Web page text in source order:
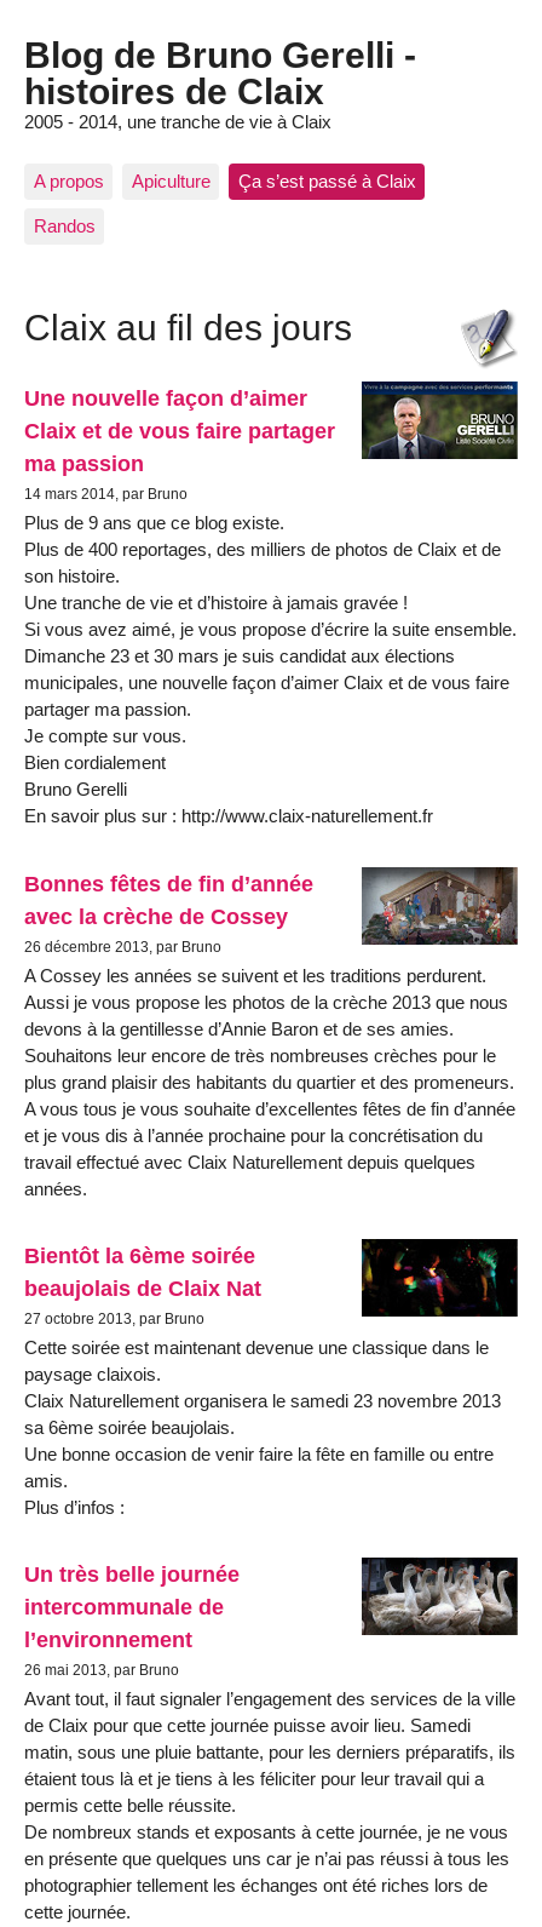
Blog de Bruno Gerelli -
histoires de Claix
2005 - 2014, une tranche de vie à Claix
A propos Apiculture Ça s’est passé à Claix
Randos
Claix au fil des jours
Une nouvelle façon d’aimer
Claix et de vous faire partager
ma passion
14 mars 2014, par Bruno
Plus de 9 ans que ce blog existe.
Plus de 400 reportages, des milliers de photos de Claix et de
son histoire.
Une tranche de vie et d’histoire à jamais gravée !
Si vous avez aimé, je vous propose d’écrire la suite ensemble.
Dimanche 23 et 30 mars je suis candidat aux élections
municipales, une nouvelle façon d’aimer Claix et de vous faire
partager ma passion.
Je compte sur vous.
Bien cordialement
Bruno Gerelli
En savoir plus sur : http://www.claix-naturellement.fr
Bonnes fêtes de fin d’année
avec la crèche de Cossey
26 décembre 2013, par Bruno
A Cossey les années se suivent et les traditions perdurent.
Aussi je vous propose les photos de la crèche 2013 que nous
devons à la gentillesse d’Annie Baron et de ses amies.
Souhaitons leur encore de très nombreuses crèches pour le
plus grand plaisir des habitants du quartier et des promeneurs.
A vous tous je vous souhaite d’excellentes fêtes de fin d’année
et je vous dis à l’année prochaine pour la concrétisation du
travail effectué avec Claix Naturellement depuis quelques
années.
Bientôt la 6ème soirée
beaujolais de Claix Nat
27 octobre 2013, par Bruno
Cette soirée est maintenant devenue une classique dans le
paysage claixois.
Claix Naturellement organisera le samedi 23 novembre 2013
sa 6ème soirée beaujolais.
Une bonne occasion de venir faire la fête en famille ou entre
amis.
Plus d’infos :
Un très belle journée
intercommunale de
l’environnement
26 mai 2013, par Bruno
Avant tout, il faut signaler l’engagement des services de la ville
de Claix pour que cette journée puisse avoir lieu. Samedi
matin, sous une pluie battante, pour les derniers préparatifs, ils
étaient tous là et je tiens à les féliciter pour leur travail qui a
permis cette belle réussite.
De nombreux stands et exposants à cette journée, je ne vous
en présente que quelques uns car je n’ai pas réussi à tous les
photographier tellement les échanges ont été riches lors de
cette journée.